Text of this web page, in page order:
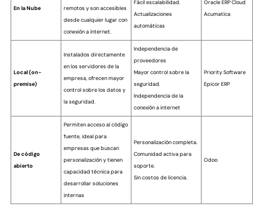
En la Nube
remotos y son accesibles
desde cualquier lugar con
conexión a internet.
Fácil escalabilidad.
Actualizaciones
automáticas
Oracle ERP Cloud
Acumatica
Local (on-
premise)
Instalados directamente
en los servidores de la
empresa, ofrecen mayor
control sobre los datos y
la seguridad.
Independencia de
proveedores
Mayor control sobre la
seguridad.
Independencia de la
conexión a internet
Priority Software
Epicor ERP
De código
abierto
Permiten acceso al código
fuente, ideal para
empresas que buscan
personalización y tienen
capacidad técnica para
desarrollar soluciones
internas
Personalización completa.
Comunidad activa para
soporte.
Sin costos de licencia.
Odoo